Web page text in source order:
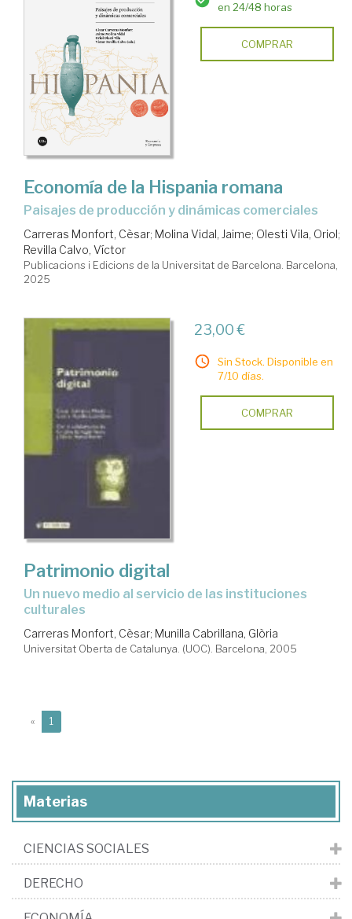
en 24/48 horas
COMPRAR
Economía de la Hispania romana
Paisajes de producción y dinámicas comerciales
Carreras Monfort, Cèsar; Molina Vidal, Jaime; Olesti Vila, Oriol;
Revilla Calvo, Víctor
Publicacions i Edicions de la Universitat de Barcelona. Barcelona,
2025
23,00 €
Sin Stock. Disponible en
7/10 días.
COMPRAR
Patrimonio digital
un nuevo medio al servicio de las instituciones
culturales
Carreras Monfort, Cèsar; Munilla Cabrillana, Glòria
Universitat Oberta de Catalunya. (UOC). Barcelona, 2005
« 1
Materias
CIENCIAS SOCIALES
DERECHO